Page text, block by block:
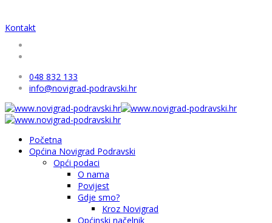
Kontakt
048 832 133
info@novigrad-podravski.hr
Početna
Općina Novigrad Podravski
Opći podaci
O nama
Povijest
Gdje smo?
Kroz Novigrad
Općinski načelnik